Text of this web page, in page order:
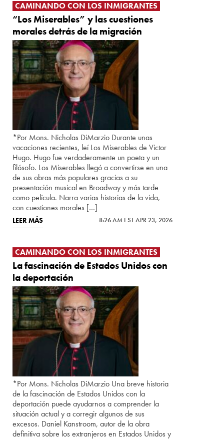
CAMINANDO CON LOS INMIGRANTES
“Los Miserables” y las cuestiones
morales detrás de la migración
*Por Mons. Nicholas DiMarzio Durante unas
vacaciones recientes, leí Los Miserables de Victor
Hugo. Hugo fue verdaderamente un poeta y un
filósofo. Los Miserables llegó a convertirse en una
de sus obras más populares gracias a su
presentación musical en Broadway y más tarde
como película. Narra varias historias de la vida,
con cuestiones morales […]
LEER MÁS 8:26 AM EST APR 23, 2026
CAMINANDO CON LOS INMIGRANTES
La fascinación de Estados Unidos con
la deportación
*Por Mons. Nicholas DiMarzio Una breve historia
de la fascinación de Estados Unidos con la
deportación puede ayudarnos a comprender la
situación actual y a corregir algunos de sus
excesos. Daniel Kanstroom, autor de la obra
definitiva sobre los extranjeros en Estados Unidos y